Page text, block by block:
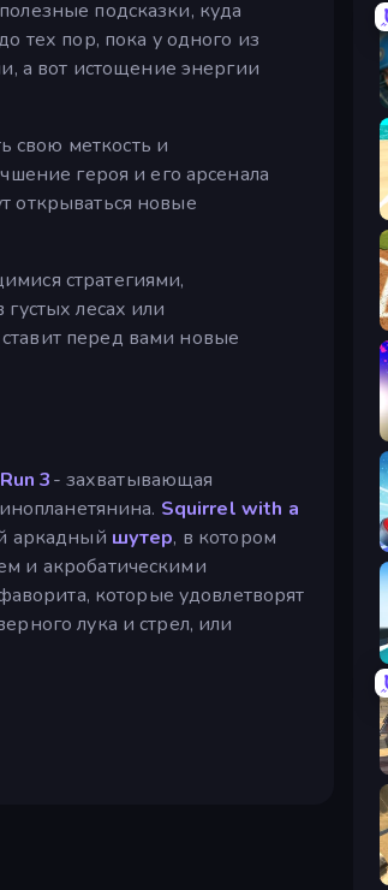
подсказки, куда
тех пор, пока у одного из
а вот истощение энергии
свою меткость и
героя и его арсенала
открываться новые
стратегиями,
лесах или
перед вами новые
Run 3- захватывающая
Squirrel with a
аркадный шутер, в котором
и акробатическими
которые удовлетворят
лука и стрел, или